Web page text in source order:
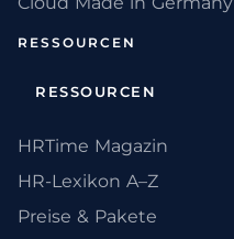
RESSOURCEN
RESSOURCEN
HRTime Magazin
HR-Lexikon A–Z
Preise & Pakete